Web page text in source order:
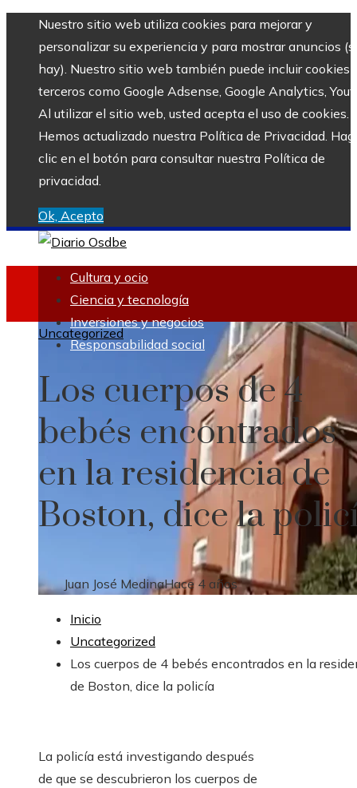
Nuestro sitio web utiliza cookies para mejorar y
personalizar su experiencia y para mostrar anuncios
hay). Nuestro sitio web también puede incluir cookies
terceros como Google Adsense, Google Analytics,
Al utilizar el sitio web, usted acepta el uso de cookies.
Hemos actualizado nuestra Política de Privacidad.
clic en el botón para consultar nuestra Política de
privacidad.
Ok, Acepto
Cultura y ocio
Ciencia y tecnología
Inversiones y negocios
Responsabilidad social
Uncategorized
Los cuerpos de 4
bebés encontrados
en la residencia de
Boston, dice la
Juan José MedinaHace 4 años
Inicio
Uncategorized
Los cuerpos de 4 bebés encontrados en la
de Boston, dice la policía
La policía está investigando después
de que se descubrieron los cuerpos de